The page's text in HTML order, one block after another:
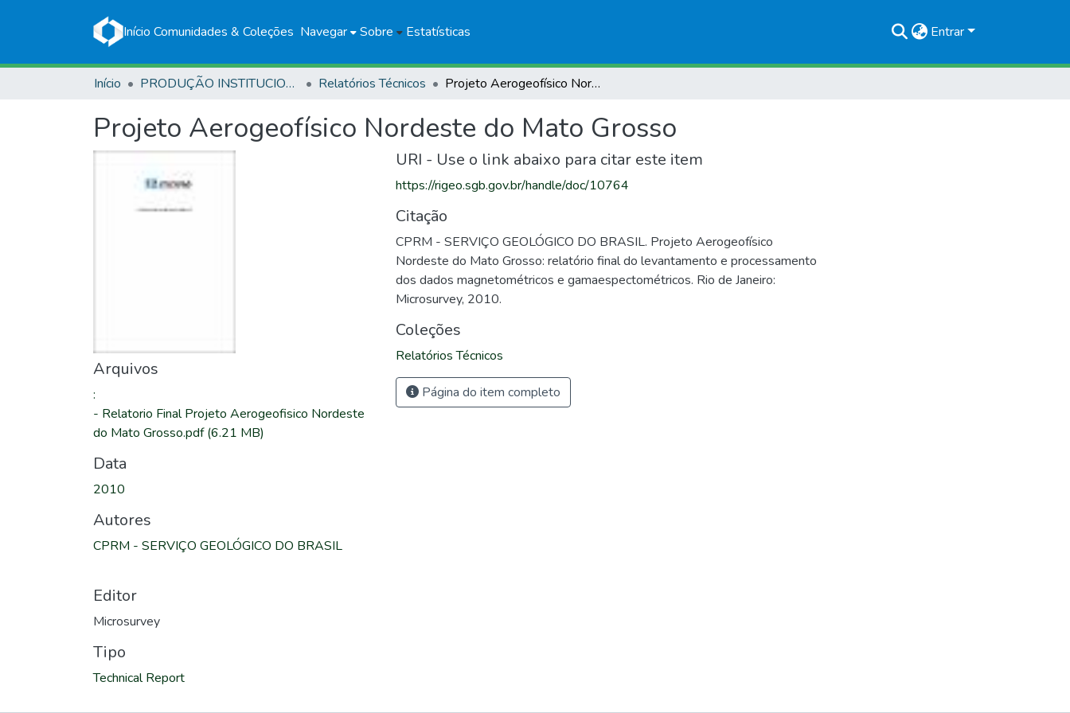
Início Comunidades & Coleções Navegar Sobre Estatísticas Entrar
Início PRODUÇÃO INSTITUCIONAL Relatórios Técnicos Projeto Aerogeofísico Nordeste do Mato Grosso
Projeto Aerogeofísico Nordeste do Mato Grosso
Arquivos
:
- Relatorio Final Projeto Aerogeofisico Nordeste
do Mato Grosso.pdf(6.21 MB)
Data
2010
Autores
CPRM - SERVIÇO GEOLÓGICO DO BRASIL
Editor
Microsurvey
Tipo
Technical Report
URI - Use o link abaixo para citar este item
https://rigeo.sgb.gov.br/handle/doc/10764
Citação
CPRM - SERVIÇO GEOLÓGICO DO BRASIL. Projeto Aerogeofísico
Nordeste do Mato Grosso: relatório final do levantamento e processamento
dos dados magnetométricos e gamaespectométricos. Rio de Janeiro:
Microsurvey, 2010.
Coleções
Relatórios Técnicos
Página do item completo